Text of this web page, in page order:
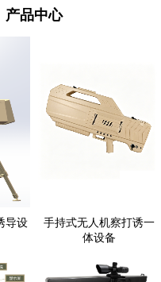
导设
手持式无人机察打诱一
体设备
产品中心